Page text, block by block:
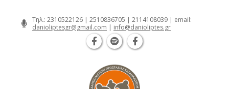
Τηλ.: 2310522126 | 2510836705 | 2114108039 | email:
danioliptesgr@gmail.com | info@danioliptes.gr